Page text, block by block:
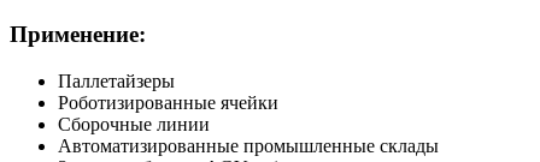
Применение:
Паллетайзеры
Роботизированные ячейки
Сборочные линии
Автоматизированные промышленные склады